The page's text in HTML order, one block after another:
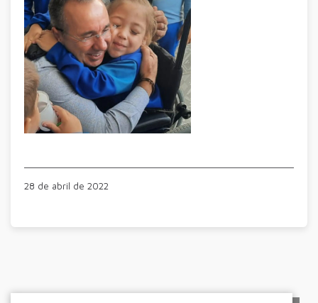
28 de abril de 2022